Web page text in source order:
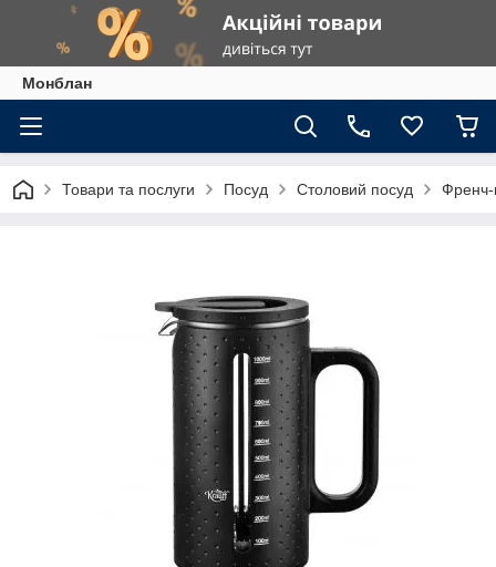
Монблан
Товари та послуги Посуд Столовий посуд Френч-